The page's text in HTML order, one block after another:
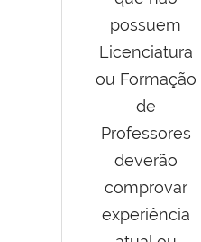
possuem
Licenciatura
ou Formação
de
Professores
deverão
comprovar
experiência